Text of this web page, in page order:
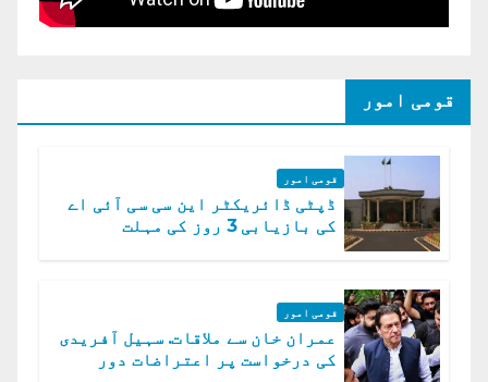
قومی امور
قومی امور
ڈپٹی ڈائریکٹر این سی سی آئی اے
کی بازیابی 3 روز کی مہلت
قومی امور
عمران خان سے ملاقات. سہیل آفریدی
کی درخواست پر اعتراضات دور